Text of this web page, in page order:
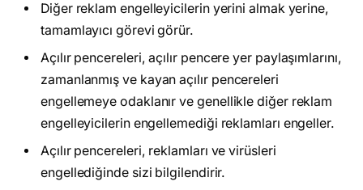
Diğer reklam engelleyicilerin yerini almak yerine,
tamamlayıcı görevi görür.
Açılır pencereleri, açılır pencere yer paylaşımlarını,
zamanlanmış ve kayan açılır pencereleri
engellemeye odaklanır ve genellikle diğer reklam
engelleyicilerin engellemediği reklamları engeller.
Açılır pencereleri, reklamları ve virüsleri
engellediğinde sizi bilgilendirir.